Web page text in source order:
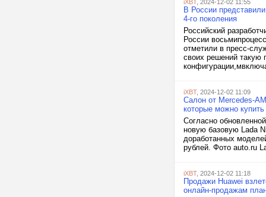
iXBT, 2024-12-02 11:55
В России
4-го поколения
Российский
России
отметили в пресс-
своих решений такую
iXBT, 2024-12-02 11:09
Салон от Mercedes-
которые можно
Согласно
новую базовую Lada
доработанных
рублей. Фото auto.ru
iXBT, 2024-12-02 11:18
Продажи Huawei
онлайн-продажам